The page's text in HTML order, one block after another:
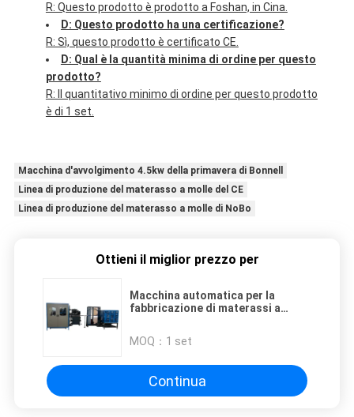
R: Questo prodotto è prodotto a Foshan, in Cina.
D: Questo prodotto ha una certificazione?
R: Sì, questo prodotto è certificato CE.
D: Qual è la quantità minima di ordine per questo
prodotto?
R: Il quantitativo minimo di ordine per questo prodotto
è di 1 set.
Macchina d'avvolgimento 4.5kw della primavera di Bonnell
Linea di produzione del materasso a molle del CE
Linea di produzione del materasso a molle di NoBo
Ottieni il miglior prezzo per
Macchina automatica per la
fabbricazione di materassi a
85pcs/min
MOQ： 1 set
Continua